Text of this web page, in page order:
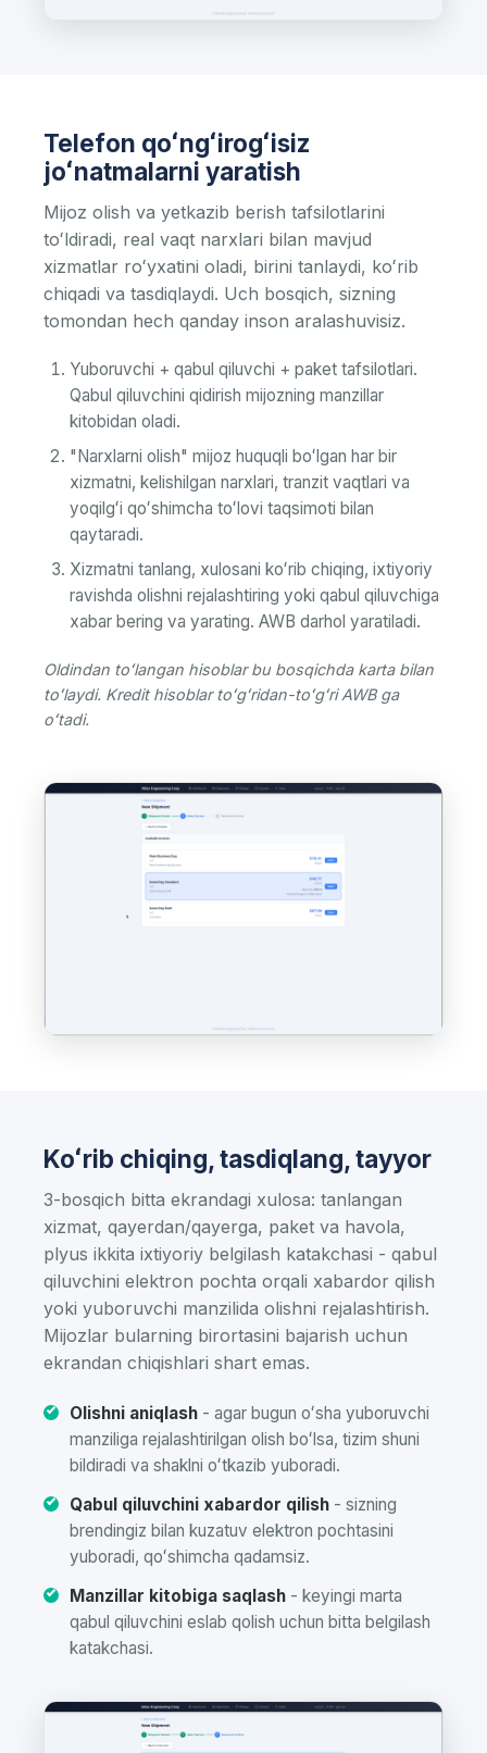
Telefon qoʻngʻirogʻisiz
joʻnatmalarni yaratish
Mijoz olish va yetkazib berish tafsilotlarini
toʻldiradi, real vaqt narxlari bilan mavjud
xizmatlar roʻyxatini oladi, birini tanlaydi, koʻrib
chiqadi va tasdiqlaydi. Uch bosqich, sizning
tomondan hech qanday inson aralashuvisiz.
Yuboruvchi + qabul qiluvchi + paket tafsilotlari.
Qabul qiluvchini qidirish mijozning manzillar
kitobidan oladi.
"Narxlarni olish" mijoz huquqli boʻlgan har bir
xizmatni, kelishilgan narxlari, tranzit vaqtlari va
yoqilgʻi qoʻshimcha toʻlovi taqsimoti bilan
qaytaradi.
Xizmatni tanlang, xulosani koʻrib chiqing, ixtiyoriy
ravishda olishni rejalashtiring yoki qabul qiluvchiga
xabar bering va yarating. AWB darhol yaratiladi.
Oldindan toʻlangan hisoblar bu bosqichda karta bilan
toʻlaydi. Kredit hisoblar toʻgʻridan-toʻgʻri AWB ga
oʻtadi.
Koʻrib chiqing, tasdiqlang, tayyor
3-bosqich bitta ekrandagi xulosa: tanlangan
xizmat, qayerdan/qayerga, paket va havola,
plyus ikkita ixtiyoriy belgilash katakchasi - qabul
qiluvchini elektron pochta orqali xabardor qilish
yoki yuboruvchi manzilida olishni rejalashtirish.
Mijozlar bularning birortasini bajarish uchun
ekrandan chiqishlari shart emas.
Olishni aniqlash - agar bugun oʻsha yuboruvchi
manziliga rejalashtirilgan olish boʻlsa, tizim shuni
bildiradi va shaklni oʻtkazib yuboradi.
Qabul qiluvchini xabardor qilish - sizning
brendingiz bilan kuzatuv elektron pochtasini
yuboradi, qoʻshimcha qadamsiz.
Manzillar kitobiga saqlash - keyingi marta
qabul qiluvchini eslab qolish uchun bitta belgilash
katakchasi.